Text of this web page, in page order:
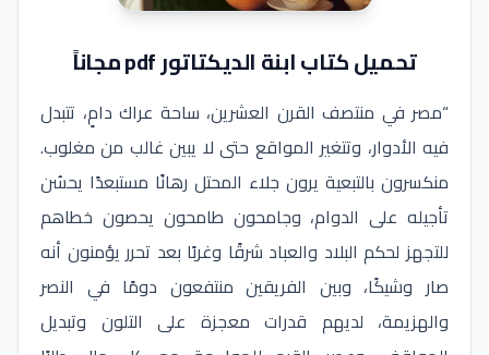
تحميل كتاب ابنة الديكتاتور pdf مجاناً
“مصر في منتصف القرن العشرين، ساحة عراك دامٍ، تتبدل
فيه الأدوار، وتتغير المواقع حتى لا يبين غالب من مغلوب.
منكسرون بالتبعية يرون جلاء المحتل رهانًا مستبعدًا يحسُن
تأجيله على الدوام، وجامحون طامحون يحصون خطاهم
للتجهز لحكم البلاد والعباد شرقًا وغربًا بعد تحرر يؤمنون أنه
صار وشيكًا، وبين الفريقين منتفعون دومًا في النصر
والهزيمة، لديهم قدرات معجزة على التلون وتبديل